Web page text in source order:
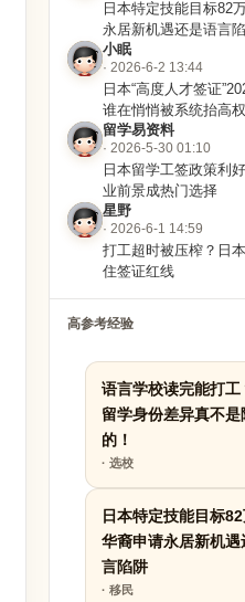
日本特定技能目标82
永居新机遇还是语言
小眠
· 2026-6-2 13:44
日本“高度人才签证
谁在悄悄被系统抬高
留学易资料
· 2026-5-30 01:10
日本留学工签政策利
业前景成热门选择
星野
· 2026-6-1 14:59
打工超时被压榨？日
住签证红线
高参考经验
语言学校读完能打工
留学身份差异真不是
的！
· 选校
日本特定技能目标82
华裔申请永居新机遇
言陷阱
· 移民